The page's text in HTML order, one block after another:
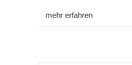
mehr erfahren